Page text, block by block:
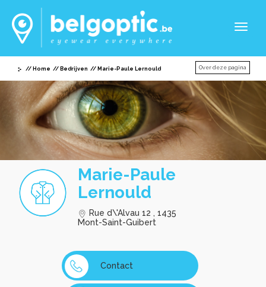
Home Bedrijven Marie-Paule Lernould Over deze pagina
Marie-Paule
Lernould
Rue d\'Alvau 12 , 1435
Mont-Saint-Guibert
Contact